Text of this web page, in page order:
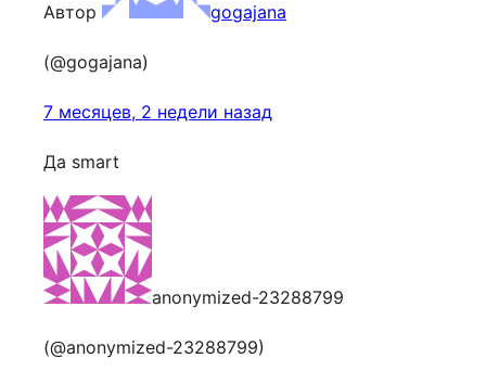
Автор gogajana
(@gogajana)
7 месяцев, 2 недели назад
Да smart
anonymized-23288799
(@anonymized-23288799)